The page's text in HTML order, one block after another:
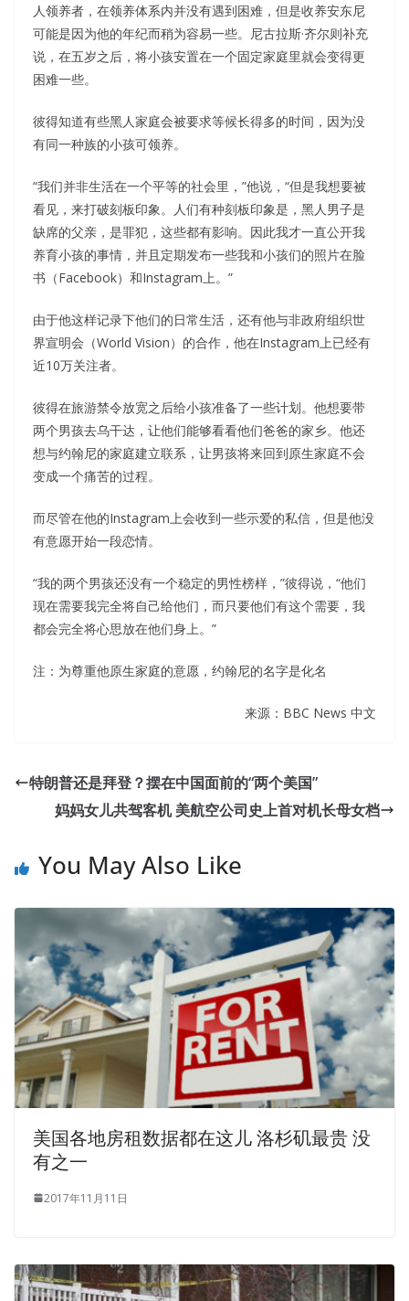
人领养者，在领养体系内并没有遇到困难，但是收养安东尼
可能是因为他的年纪而稍为容易一些。尼古拉斯·齐尔则补充
说，在五岁之后，将小孩安置在一个固定家庭里就会变得更
困难一些。
彼得知道有些黑人家庭会被要求等候长得多的时间，因为没
有同一种族的小孩可领养。
“我们并非生活在一个平等的社会里，”他说，“但是我想要被
看见，来打破刻板印象。人们有种刻板印象是，黑人男子是
缺席的父亲，是罪犯，这些都有影响。因此我才一直公开我
养育小孩的事情，并且定期发布一些我和小孩们的照片在脸
书（Facebook）和Instagram上。”
由于他这样记录下他们的日常生活，还有他与非政府组织世
界宣明会（World Vision）的合作，他在Instagram上已经有
近10万关注者。
彼得在旅游禁令放宽之后给小孩准备了一些计划。他想要带
两个男孩去乌干达，让他们能够看看他们爸爸的家乡。他还
想与约翰尼的家庭建立联系，让男孩将来回到原生家庭不会
变成一个痛苦的过程。
而尽管在他的Instagram上会收到一些示爱的私信，但是他没
有意愿开始一段恋情。
“我的两个男孩还没有一个稳定的男性榜样，”彼得说，“他们
现在需要我完全将自己给他们，而只要他们有这个需要，我
都会完全将心思放在他们身上。”
注：为尊重他原生家庭的意愿，约翰尼的名字是化名
来源：BBC News 中文
特朗普还是拜登？摆在中国面前的“两个美国”
妈妈女儿共驾客机 美航空公司史上首对机长母女档
You May Also Like
美国各地房租数据都在这儿 洛杉矶最贵 没
有之一
2017年11月11日